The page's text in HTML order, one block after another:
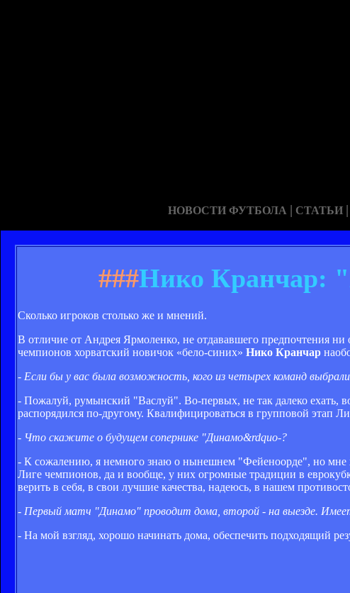
НОВОСТИ ФУТБОЛА | СТАТЬИ |
###Нико Кранчар:
Сколько игроков столько же и мнений.
В отличие от Андрея Ярмоленко, не отдававшего предпочтения
чемпионов хорватский новичок «бело-синих» Нико Кранчар
- Если бы у вас была возможность, кого из четырех команд
- Пожалуй, румынский "Васлуй". Во-первых, не так далеко ехать,
распорядился по-другому. Квалифицироваться в групповой этап
- Что скажите о будущем сопернике "Динамо&rdquo-?
- К сожалению, я немного знаю о нынешнем "Фейеноорде", но мне
Лиге чемпионов, да и вообще, у них огромные традиции в
верить в себя, в свои лучшие качества, надеюсь, в нашем
- Первый матч "Динамо" проводит дома, второй - на выезде.
- На мой взгляд, хорошо начинать дома, обеспечить подходящий